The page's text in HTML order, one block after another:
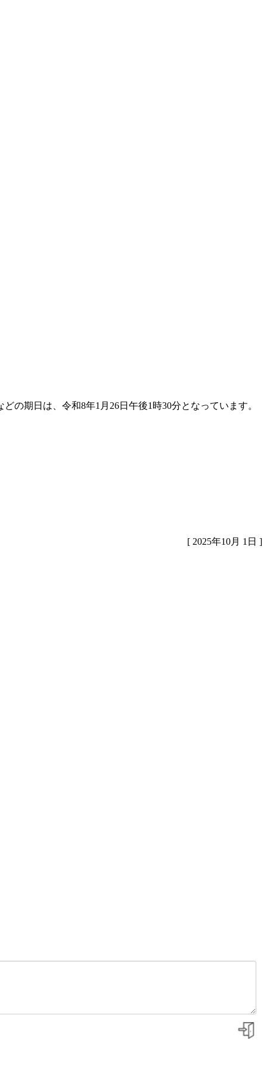
の期日は、令和8年1月26日午後1時30分となっています。
[ 2025年10月 1日 ]